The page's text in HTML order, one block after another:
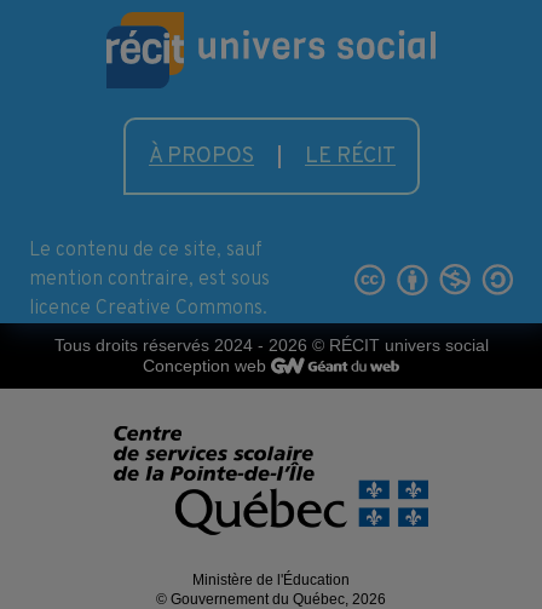
À PROPOS LE RÉCIT
Le contenu de ce site, sauf
mention contraire, est sous
licence Creative Commons.
Tous droits réservés 2024 - 2026 © RÉCIT univers social
Conception web
Ministère de l'Éducation
© Gouvernement du Québec, 2026